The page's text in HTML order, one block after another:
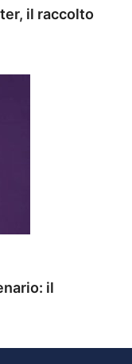
il raccolto
il